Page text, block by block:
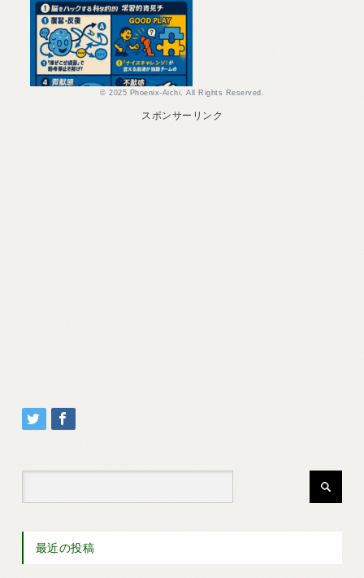
© 2025 Phoenix-Aichi. All Rights Reserved.
スポンサーリンク
最近の投稿